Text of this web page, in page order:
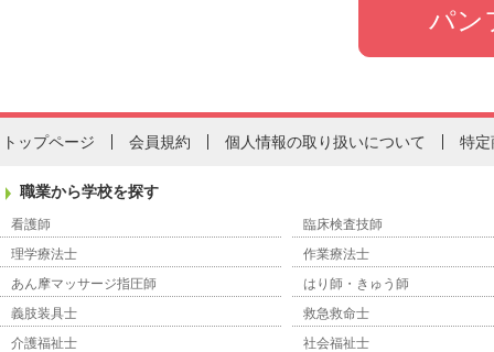
トップページ 会員規約 個人情報の取り扱いについて 特定
職業から学校を探す
看護師
臨床検査技師
理学療法士
作業療法士
あん摩マッサージ指圧師
はり師・きゅう師
義肢装具士
救急救命士
介護福祉士
社会福祉士